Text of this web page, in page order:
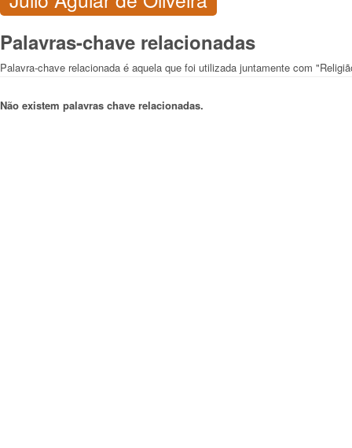
Palavras-chave relacionadas
Palavra-chave relacionada é aquela que foi utilizada juntamente com
Não existem palavras chave relacionadas.